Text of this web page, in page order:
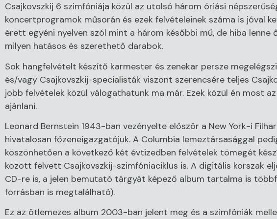
Csajkovszkij 6 szimfóniája közül az utolsó három óriási
koncertprogramok műsorán és ezek felvételeinek száma is jóval
érett egyéni nyelven szól mint a három későbbi mű, de hiba
milyen hatásos és szerethető darabok.
Sok hangfelvételt készítő karmester és zenekar persze
és/vagy Csajkovszkij-specialisták viszont szerencsére teljes
jobb felvételek közül válogathatunk ma már. Ezek közül én most
ajánlani.
Leonard Bernstein 1943-ban vezényelte először a New York-i
hivatalosan főzeneigazgatójuk. A Columbia lemeztársasággal
köszönhetően a következő két évtizedben felvételek tömegét
között felvett Csajkovszkij-szimfóniaciklus is. A digitális korszak
CD-re is, a jelen bemutató tárgyát képező album tartalma is
forrásban is megtalálható).
Ez az ötlemezes album 2003-ban jelent meg és a szimfóniák